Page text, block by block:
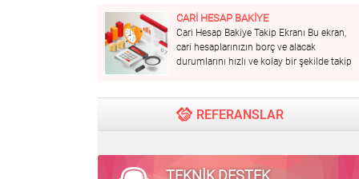
süreçlerinizi kolaylaştırın ve iş
verimliliğinizi artırın. İşte sistemimizin
sunduğu bazı avantajlar: Hızlı...
CARİ HESAP BAKİYE
Cari Hesap Bakiye Takip Ekranı Bu ekran,
cari hesaplarınızın borç ve alacak
durumlarını hızlı ve kolay bir şekilde takip
çubuğu ile istediğiniz cari hesabı hızlıca
bulabilirsiniz. Hesap Detayları:...
REFERANSLAR
TEKNİK DESTEK